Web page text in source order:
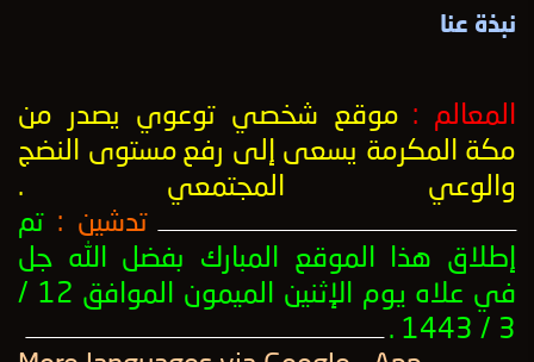
نبذة عنا
المعالم : موقع شخصي توعوي يصدر من
مكة المكرمة يسعى إلى رفع مستوى النضج
والوعي المجتمعي .
ــــــــــــــــــــــــــــــــــــــــــــــــــــــــــــــــــــــــــــــــــــــــــــــــــــ تدشين : تم
إطلاق هذا الموقع المبارك بفضل الله جل
في علاه يوم الإثنين الميمون الموافق 12 /
3 / 1443 .
ــــــــــــــــــــــــــــــــــــــــــــــــــــــــــــــــــــــــــــــــــــــــــــــــــــ